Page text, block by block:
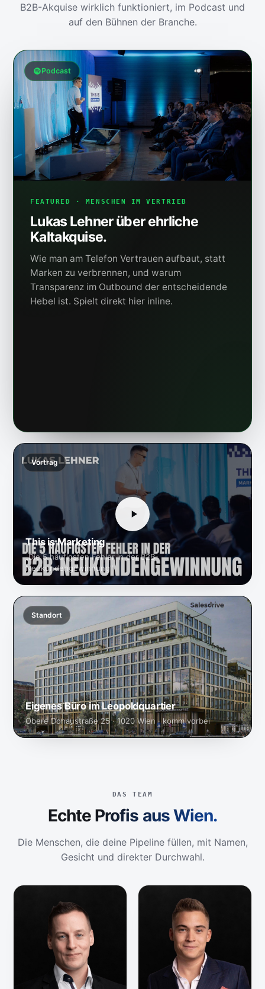
B2B-Akquise wirklich funktioniert, im Podcast und
auf den Bühnen der Branche.
Podcast
FEATURED · MENSCHEN IM VERTRIEB
Lukas Lehner über ehrliche
Kaltakquise.
Wie man am Telefon Vertrauen aufbaut, statt
Marken zu verbrennen, und warum
Transparenz im Outbound der entscheidende
Hebel ist. Spielt direkt hier inline.
Vortrag
This is Marketing
„Die 5 häufigsten Fehler in der B2B-
Neukundengewinnung"
Standort
Eigenes Büro im Leopoldquartier
Obere Donaustraße 25 · 1020 Wien · komm vorbei
DAS TEAM
Echte Profis aus Wien.
Die Menschen, die deine Pipeline füllen, mit Namen,
Gesicht und direkter Durchwahl.